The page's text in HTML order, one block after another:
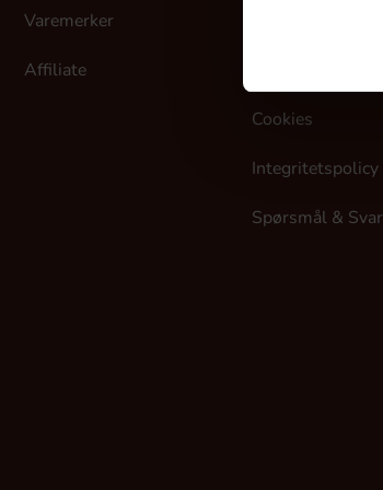
Varemerker
Affiliate
Cookies
Integritetspolicy
Spørsmål & Svar